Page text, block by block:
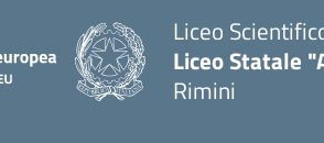
Liceo
Liceo Statale
Rimini